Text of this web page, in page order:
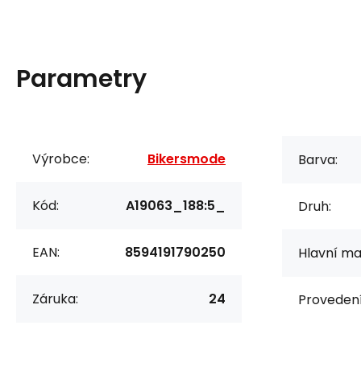
Parametry
Výrobce: Bikersmode
Kód: A19063_188:5_
EAN: 8594191790250
Záruka: 24
Barva:
Druh:
Hlavní